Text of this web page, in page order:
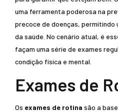
uma ferramenta poderosa na
precoce de doenças, permitindo
da saúde. No cenário atual, é
façam uma série de exames
condição física e mental.
Exames de
Os exames de rotina são a